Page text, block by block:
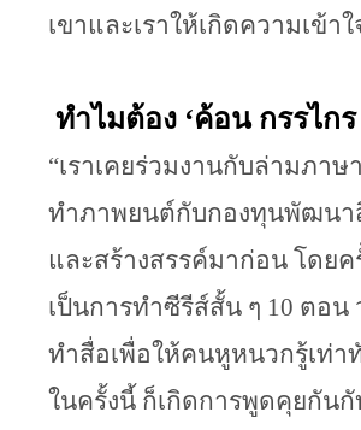
เขาและเราให้เกิดความเข้า
ทำไมต้อง ‘ค้อน กรรไก
“เราเคยร่วมงานกับล่ามภาษ
ทำภาพยนต์กับกองทุนพัฒนา
และสร้างสรรค์มาก่อน โดยค
เป็นการทำซีรีส์สั้น ๆ 10 ตอน
ทำสื่อเพื่อให้คนหูหนวกรู้เท่า
ในครั้งนี้ ก็เกิดการพูดคุยกัน